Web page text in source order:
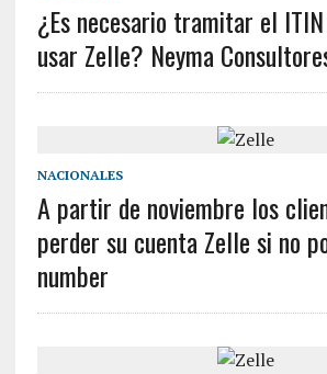
¿Es necesario tramitar el
usar Zelle? Neyma
NACIONALES
A partir de noviembre los
perder su cuenta Zelle si no
number